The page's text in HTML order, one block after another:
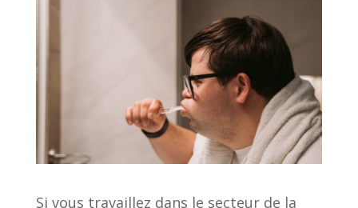
Si vous travaillez dans le secteur de la